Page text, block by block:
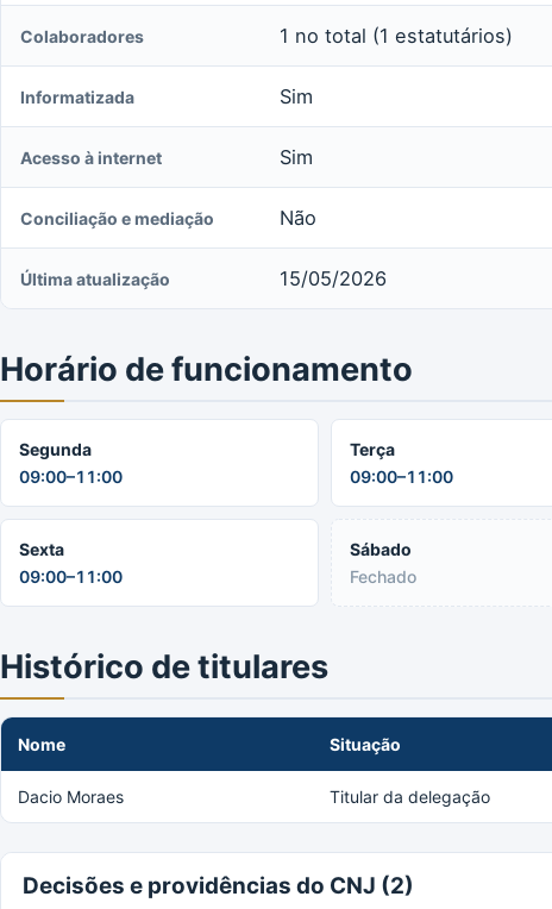
Colaboradores 1 no total (1 estatutários)
Informatizada Sim
Acesso à internet Sim
Conciliação e mediação Não
Última atualização 15/05/2026
Horário de funcionamento
Segunda
09:00–11:00
Terça
09:00–11:00
Sexta
09:00–11:00
Sábado
Fechado
Histórico de titulares
Nome Situação
Dacio Moraes Titular da delegação
Decisões e providências do CNJ (2)